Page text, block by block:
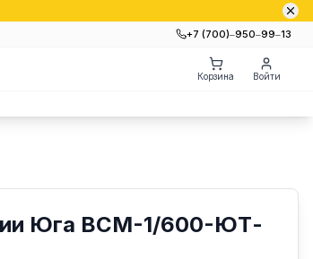
+7 (700)‒950‒99‒13
Корзина Войти
Юга ВСМ-1/600-ЮТ-